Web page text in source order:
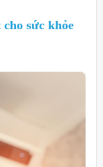
sức khỏe